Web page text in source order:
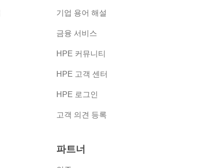
기업 용어 해설
금융 서비스
HPE 커뮤니티
HPE 고객 센터
HPE 로그인
고객 의견 등록
파트너